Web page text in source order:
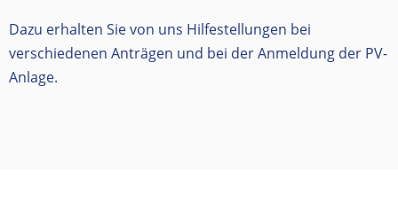
Dazu erhalten Sie von uns Hilfestellungen bei
verschiedenen Anträgen und bei der Anmeldung der PV-
Anlage.